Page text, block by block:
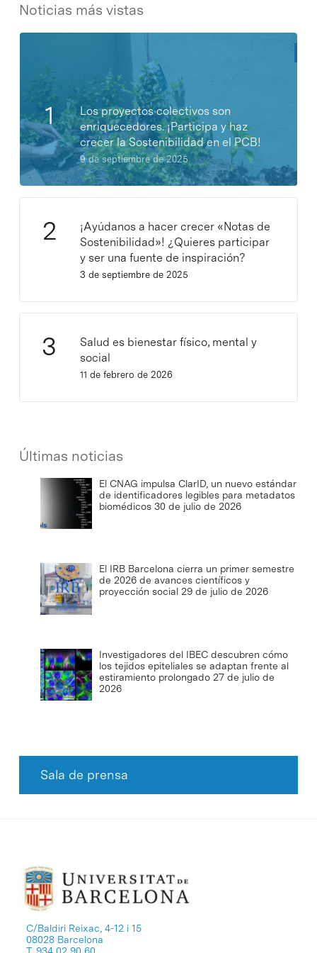
Noticias más vistas
Los proyectos colectivos son
enriquecedores. ¡Participa y haz
crecer la Sostenibilidad en el PCB!
9 de septiembre de 2025
¡Ayúdanos a hacer crecer «Notas de
Sostenibilidad»! ¿Quieres participar
y ser una fuente de inspiración?
3 de septiembre de 2025
Salud es bienestar físico, mental y
social
11 de febrero de 2026
Últimas noticias
El CNAG impulsa ClarID, un nuevo estándar
de identificadores legibles para metadatos
biomédicos 30 de julio de 2026
El IRB Barcelona cierra un primer semestre
de 2026 de avances científicos y
proyección social 29 de julio de 2026
Investigadores del IBEC descubren cómo
los tejidos epiteliales se adaptan frente al
estiramiento prolongado 27 de julio de
2026
Sala de prensa
C/Baldiri Reixac, 4-12 i 15
08028 Barcelona
T. 934 02 90 60